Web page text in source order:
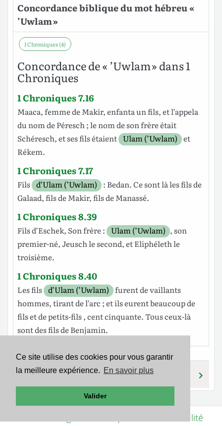
Ce site utilise des cookies pour vous garantir
la meilleure expérience. En savoir plus
Valider
Concordance biblique du mot hébreu «
’Uwlam »
1 Chroniques (4)
Concordance de « ’Uwlam » dans 1
Chroniques
1 Chroniques 7.16
Maaca,femmedeMakir,enfantaunfils, etl’appela
dunomdePéresch; lenomde sonfrèreétait
Schéresch, et sesfilsétaient Ulam (’Uwlam) et
Rékem.
1 Chroniques 7.17
Fils d’Ulam (’Uwlam) : Bedan. Ce sont là lesfilsde
Galaad,filsdeMakir,filsdeManassé.
1 Chroniques 8.39
Filsd’Eschek, Sonfrère: Ulam (’Uwlam) , son
premier-né,Jeuschlesecond, etEliphélethle
troisième.
1 Chroniques 8.40
Lesfils d’Ulam (’Uwlam) furent devaillants
hommes,tirantdel’arc ; et ils eurentbeaucoupde
filset depetits-fils,centcinquante. Tous ceux-là
sont desfilsdeBenjamin.
’UWLAM
Politique de confidentialité